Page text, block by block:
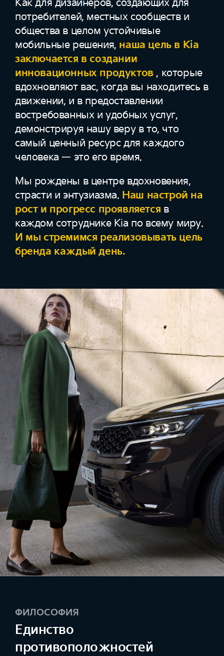
Как для дизайнеров, создающих для
потребителей, местных сообществ и
общества в целом устойчивые
мобильные решения, наша цель в Kia
заключается в создании
инновационных продуктов , которые
вдохновляют вас, когда вы находитесь в
движении, и в предоставлении
востребованных и удобных услуг,
демонстрируя нашу веру в то, что
самый ценный ресурс для каждого
человека — это его время.
Мы рождены в центре вдохновения,
страсти и энтузиазма. Наш настрой на
рост и прогресс проявляется в
каждом сотруднике Kia по всему миру.
И мы стремимся реализовывать цель
бренда каждый день.
ФИЛОСОФИЯ
Единство
противоположностей